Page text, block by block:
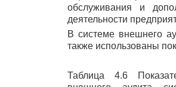
обслуживания и
деятельности
В системе внешнего
также использованы
Таблица 4.6